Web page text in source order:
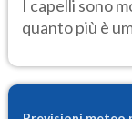
I capelli sono
quanto più è